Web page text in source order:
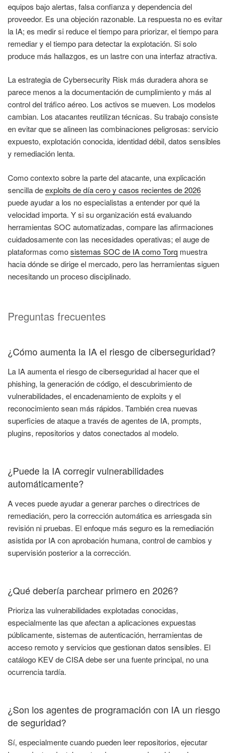
equipos bajo alertas, falsa confianza y dependencia del
proveedor. Es una objeción razonable. La respuesta no es evitar
la IA; es medir si reduce el tiempo para priorizar, el tiempo para
remediar y el tiempo para detectar la explotación. Si solo
produce más hallazgos, es un lastre con una interfaz atractiva.
La estrategia de Cybersecurity Risk más duradera ahora se
parece menos a la documentación de cumplimiento y más al
control del tráfico aéreo. Los activos se mueven. Los modelos
cambian. Los atacantes reutilizan técnicas. Su trabajo consiste
en evitar que se alineen las combinaciones peligrosas: servicio
expuesto, explotación conocida, identidad débil, datos sensibles
y remediación lenta.
Como contexto sobre la parte del atacante, una explicación
sencilla deexploits de día cero y casos recientes de 2026
puede ayudar a los no especialistas a entender por qué la
velocidad importa. Y si su organización está evaluando
herramientas SOC automatizadas, compare las afirmaciones
cuidadosamente con las necesidades operativas; el auge de
plataformas comosistemas SOC de IA como Torq muestra
hacia dónde se dirige el mercado, pero las herramientas siguen
necesitando un proceso disciplinado.
Preguntas frecuentes
¿Cómo aumenta la IA el riesgo de ciberseguridad?
La IA aumenta el riesgo de ciberseguridad al hacer que el
phishing, la generación de código, el descubrimiento de
vulnerabilidades, el encadenamiento de exploits y el
reconocimiento sean más rápidos. También crea nuevas
superficies de ataque a través de agentes de IA, prompts,
plugins, repositorios y datos conectados al modelo.
¿Puede la IA corregir vulnerabilidades
automáticamente?
A veces puede ayudar a generar parches o directrices de
remediación, pero la corrección automática es arriesgada sin
revisión ni pruebas. El enfoque más seguro es la remediación
asistida por IA con aprobación humana, control de cambios y
supervisión posterior a la corrección.
¿Qué debería parchear primero en 2026?
Prioriza las vulnerabilidades explotadas conocidas,
especialmente las que afectan a aplicaciones expuestas
públicamente, sistemas de autenticación, herramientas de
acceso remoto y servicios que gestionan datos sensibles. El
catálogo KEV de CISA debe ser una fuente principal, no una
ocurrencia tardía.
¿Son los agentes de programación con IA un riesgo
de seguridad?
Sí, especialmente cuando pueden leer repositorios, ejecutar